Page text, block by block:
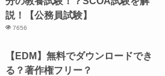
説！【公務員試験】
7656
【EDM】無料でダウンロードでき
る？著作権フリー？